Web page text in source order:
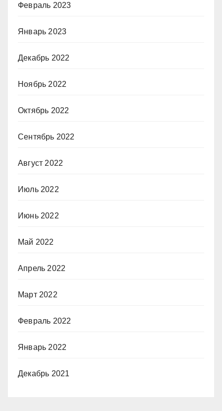
Февраль 2023
Январь 2023
Декабрь 2022
Ноябрь 2022
Октябрь 2022
Сентябрь 2022
Август 2022
Июль 2022
Июнь 2022
Май 2022
Апрель 2022
Март 2022
Февраль 2022
Январь 2022
Декабрь 2021